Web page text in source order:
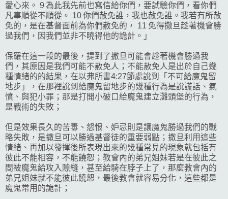
愛心來。 9 為此我先前也寫信給你們，要試驗你們，看你們
凡事順從不順從。 10 你們赦免誰，我也赦免誰。我若有所赦
免的，是在基督面前為你們赦免的， 11 免得撒旦趁著機會勝
過我們，因我們並非不曉得他的詭計。」
保羅在這一段的最後，提到了撒旦可能會趁著機會勝過我
們，其原因是我們可能不赦免人；不能赦免人是出於自己幾
種情緒的的結果，在以弗所書4:27節處說到「不可給魔鬼留
地步」，在那裡說到給魔鬼留地步的幾種行為是說謊話、氣
憤、與犯小罪；那是打開小破口給魔鬼建立灘頭堡的行為，
是戰術的失敗；
但是效果長久的苦毒、怨恨、妒忌則是讓魔鬼勝過我們的戰
略失敗，是撒旦可以勝過基督徒的重要弱點；撒旦利用這些
情緒、再加以發揮後所表現出來的幾種常見的現象就包括有
彼此不能相容，不能饒恕；教會內的弟兄姐妹若是在彼此之
間被魔鬼給攻入隙縫，甚至給騎在脖子上了，那麼教會內的
弟兄姐妹就不能彼此饒恕，最後教會就容易分化，這些都是
魔鬼常用的詭計；